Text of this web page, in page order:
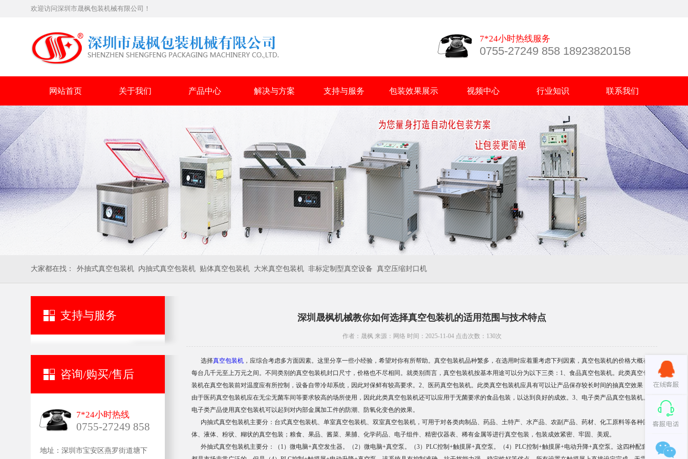
欢迎访问深圳市晟枫包装机械有限公司！
7*24小时热线服务
0755-27249 858 18923820158
网站首页 关于我们 产品中心 解决与方案 支持与服务 包装效果展示 视频中心 行业知识 联系我们
大家都在找： 外抽式真空包装机 内抽式真空包装机 贴体真空包装机 大米真空包装机 非标定制型真空设备 真空压缩封口机
支持与服务
咨询/购买/售后
7*24小时热线
0755-27249 858
地址：深圳市宝安区燕罗街道塘下
深圳晟枫机械教你如何选择真空包装机的适用范围与技术特点
作者：晟枫 来源：网络 时间：2025-11-04 点击次数： 130次
选择真空包装机 ，应综合考虑多方面因素。这里分享一些小经验，希望对你有所帮助。真空包装机品种繁多，在选用时应着重考虑下列因素，真空包装机的价格大概在
每台几千元至上万元之间。不同类别的真空包装机封口尺寸，价格也不尽相同。就类别而言，真空包装机按基本用途可以分为以下三类：1、食品真空包装机。此类真空包
装机在真空包装前对温度应有所控制，设备自带冷却系统，因此对保鲜有较高要求。2、医药真空包装机。此类真空包装机应具有可以让产品保存较长时间的抽真空效果；
由于医药真空包装机应在无尘无菌车间等要求较高的场所使用，因此此类真空包装机还可以应用于无菌要求的食品包装，以达到良好的成效。3、电子类产品真空包装机。
电子类产品使用真空包装机可以起到对内部金属加工件的防潮、防氧化变色的效果。
内抽式真空包装机主要分：台式真空包装机、单室真空包装机、双室真空包装机，可用于对各类肉制品、药品、土特产、水产品、农副产品、药材、化工原料等各种固
体、液体、粉状、糊状的真空包装；粮食、果品、酱菜、果脯、化学药品、电子组件、精密仪器表、稀有金属等进行真空包装，包装成效紧密、牢固、美观。
外抽式真空包装机主要分：（1）微电脑+真空发生器。（2）微电脑+真空泵。（3）PLC控制+触摸屏+真空泵。（4）PLC控制+触摸屏+电动升降+真空泵。这四种配套